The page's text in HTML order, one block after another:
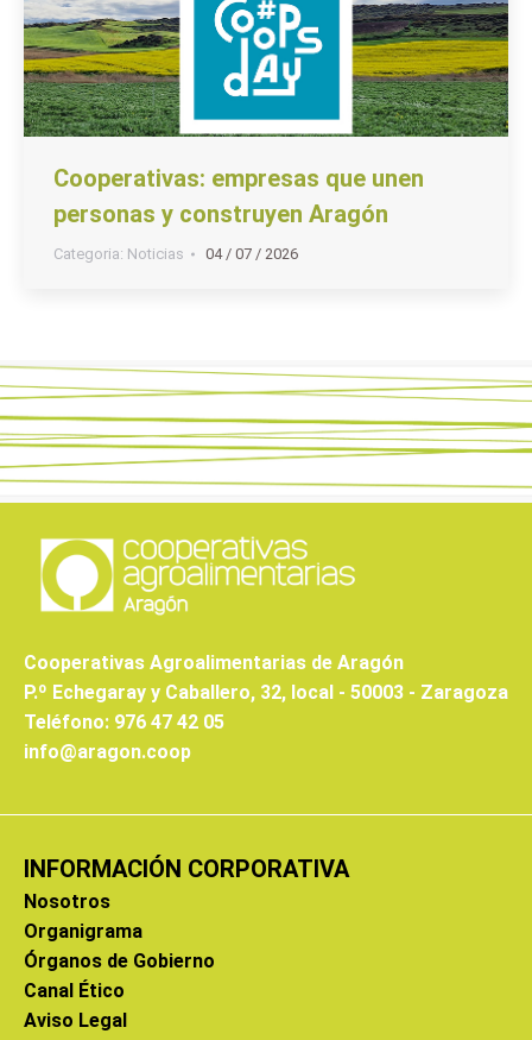
Cooperativas: empresas que unen
personas y construyen Aragón
Categoria: Noticias 04 / 07 / 2026
Cooperativas Agroalimentarias de Aragón
P.º Echegaray y Caballero, 32, local - 50003 - Zaragoza
Teléfono: 976 47 42 05
info@aragon.coop
INFORMACIÓN CORPORATIVA
Nosotros
Organigrama
Órganos de Gobierno
Canal Ético
Aviso Legal